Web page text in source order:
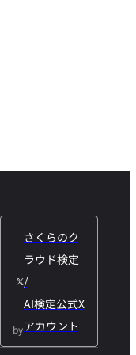
by
さくらのク
ラウド検定
/
AI検定公式X
アカウント